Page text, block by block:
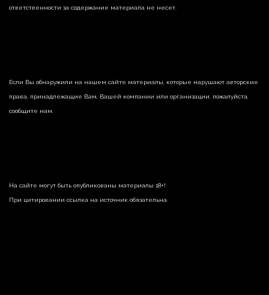
ответственности за содержание материала не несет.
Если Вы обнаружили на нашем сайте материалы, которые нарушают авторские
права, принадлежащие Вам, Вашей компании или организации, пожалуйста,
сообщите нам.
На сайте могут быть опубликованы материалы 18+!
При цитировании ссылка на источник обязательна.